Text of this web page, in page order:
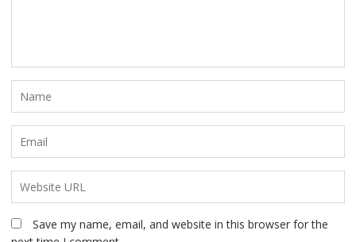
Save my name, email, and website in this browser for the